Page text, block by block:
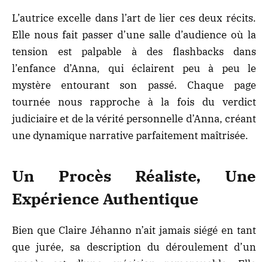
L’autrice excelle dans l’art de lier ces deux récits.
Elle nous fait passer d’une salle d’audience où la
tension est palpable à des flashbacks dans
l’enfance d’Anna, qui éclairent peu à peu le
mystère entourant son passé. Chaque page
tournée nous rapproche à la fois du verdict
judiciaire et de la vérité personnelle d’Anna, créant
une dynamique narrative parfaitement maîtrisée.
Un Procès Réaliste, Une
Expérience Authentique
Bien que Claire Jéhanno n’ait jamais siégé en tant
que jurée, sa description du déroulement d’un